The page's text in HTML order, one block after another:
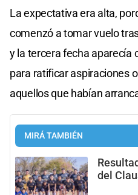
La expectativa era alta,
comenzó a tomar vuelo
y la tercera fecha aparecía
para ratificar aspiraciones
aquellos que habían
MIRÁ TAMBIÉN
del